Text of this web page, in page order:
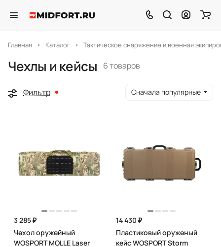
Главная Каталог Тактическое снаряжение и военная
Чехлы и кейсы 6 товаров
Фильтр Сначала популярные
3 285 ₽
Чехол оружейный
WOSPORT MOLLE Laser
14 430 ₽
Пластиковый оруженый
кейс WOSPORT Storm